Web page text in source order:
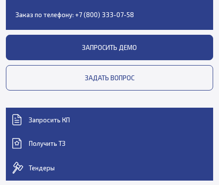
Заказ по телефону: +7 (800) 333-07-58
ЗАПРОСИТЬ ДЕМО
ЗАДАТЬ ВОПРОС
Запросить КП
Получить ТЗ
Тендеры